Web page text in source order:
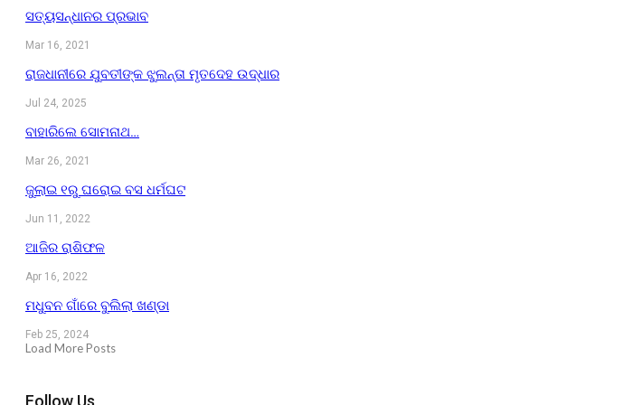
ସତ୍ୟସନ୍ଧାନର ପ୍ରଭାବ
Mar 16, 2021
ରାଜଧାନୀରେ ଯୁବତୀଙ୍କ ଝୁଲନ୍ତା ମୃତଦେହ ଉଦ୍ଧାର
Jul 24, 2025
ବାହାରିଲେ ସୋମନାଥ…
Mar 26, 2021
ଜୁଲାଇ ୧ରୁ ଘରୋଇ ବସ ଧର୍ମଘଟ
Jun 11, 2022
ଆଜିର ରାଶିଫଳ
Apr 16, 2022
ମଧୁବନ ଗାଁରେ ବୁଲିଲା ଖଣ୍ଡା
Feb 25, 2024
Load More Posts
Follow Us